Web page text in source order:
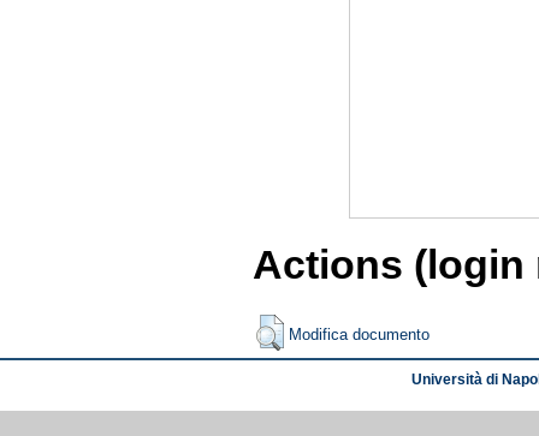
Actions (login
Modifica documento
Università di